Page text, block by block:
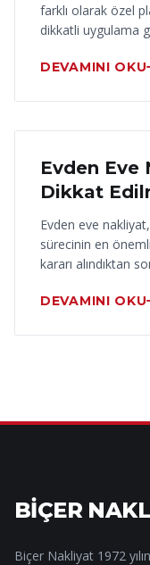
farklı olarak özel
dikkatli uygulama
DEVAMINI OKU
16 Haziran 2026
Evden Eve
Dikkat
Evden eve
sürecinin en
kararı alındıktan
DEVAMINI OKU
BİÇER
Biçer Nakliyat 1972